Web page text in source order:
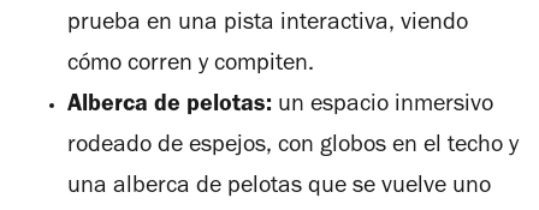
prueba en una pista interactiva, viendo
cómo corren y compiten.
Alberca de pelotas: un espacio inmersivo
rodeado de espejos, con globos en el techo y
una alberca de pelotas que se vuelve uno